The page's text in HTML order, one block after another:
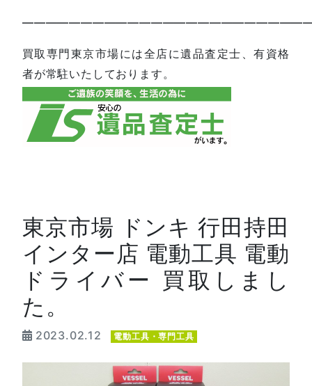
買取専門東京市場には全店に遺品査定士、有資格
者が常駐いたしております。
東京市場 ドンキ 行田持田
インター店 電動工具 電動
ドライバー 買取しまし
た。
2023.02.12 電動工具・専門工具